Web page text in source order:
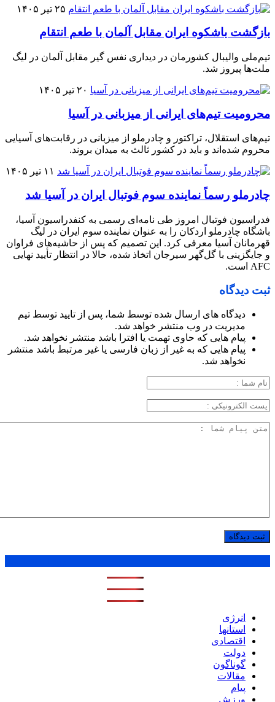
۲۵ تیر ۱۴۰۵
بازگشت باشکوه ایران مقابل آلمان با طعم انتقام
تیم‌ملی والیبال کشورمان در دیداری نفس گیر مقابل آلمان در لیگ
ملت‌ها پیروز شد.
۲۰ تیر ۱۴۰۵
محرومیت تیم‌های ایرانی از میزبانی در آسیا
تیم‌های استقلال، تراکتور و چادرملو از میزبانی در رقابت‌های آسیایی
محروم شده‌اند و باید در کشور ثالث به میدان بروند.
۱۱ تیر ۱۴۰۵
چادرملو رسماً نماینده سوم فوتبال ایران در آسیا شد
فدراسیون فوتبال امروز طی نامه‌ای رسمی به کنفدراسیون آسیا،
باشگاه چادرملو اردکان را به عنوان نماینده سوم ایران در لیگ
قهرمانان آسیا معرفی کرد. این تصمیم که پس از حاشیه‌های فراوان
و جایگزینی با گل‌گهر سیرجان اتخاذ شده، حالا در انتظار تأیید نهایی
AFC است.
ثبت دیدگاه
دیدگاه های ارسال شده توسط شما، پس از تایید توسط تیم
مدیریت در وب منتشر خواهد شد.
پیام هایی که حاوی تهمت یا افترا باشد منتشر نخواهد شد.
پیام هایی که به غیر از زبان فارسی یا غیر مرتبط باشد منتشر
نخواهد شد.
انرژی
استانها
اقتصادی
دولت
گوناگون
مقالات
پیام
ورزش